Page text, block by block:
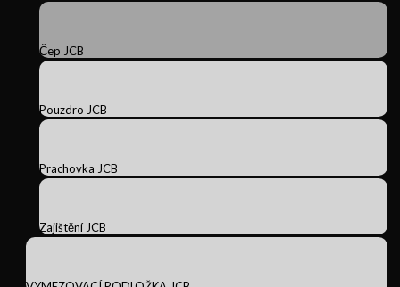
Čep JCB
Pouzdro JCB
Prachovka JCB
Zajištění JCB